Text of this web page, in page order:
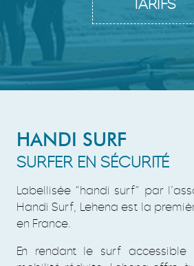
TARIFS
HANDI SURF
SURFER EN SÉCURITÉ
Labellisée “handi surf” par
Handi Surf, Lehena est la
en France.
En rendant le surf accessible